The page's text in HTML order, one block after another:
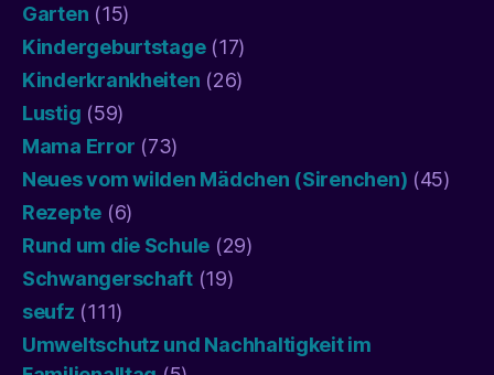
Garten (15)
Kindergeburtstage(17)
Kinderkrankheiten (26)
Lustig (59)
Mama Error (73)
Neues vom wilden Mädchen (Sirenchen) (45)
Rezepte (6)
Rund um die Schule (29)
Schwangerschaft(19)
seufz (111)
Umweltschutz und Nachhaltigkeit im